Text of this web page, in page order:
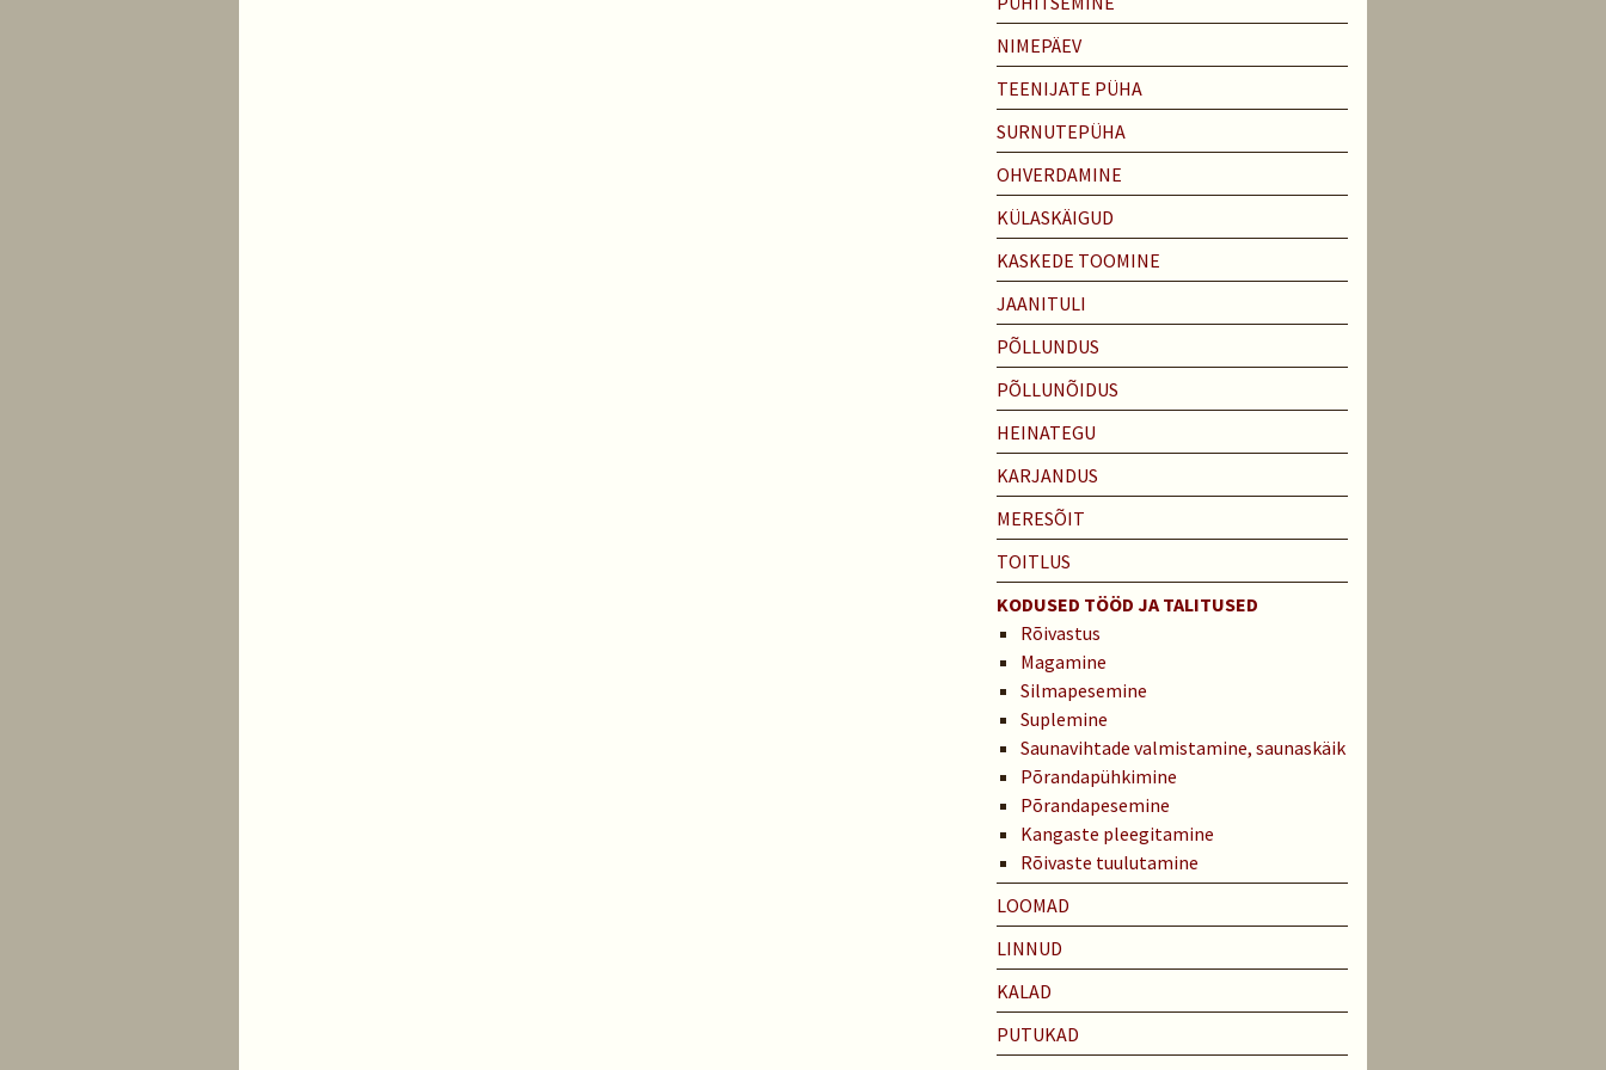
NIMEPÄEV
TEENIJATE PÜHA
SURNUTEPÜHA
OHVERDAMINE
KÜLASKÄIGUD
KASKEDE TOOMINE
JAANITULI
PÕLLUNDUS
PÕLLUNÕIDUS
HEINATEGU
KARJANDUS
MERESÕIT
TOITLUS
KODUSED TÖÖD JA TALITUSED
Rõivastus
Magamine
Silmapesemine
Suplemine
Saunavihtade valmistamine, saunaskäik
Põrandapühkimine
Põrandapesemine
Kangaste pleegitamine
Rõivaste tuulutamine
LOOMAD
LINNUD
KALAD
PUTUKAD